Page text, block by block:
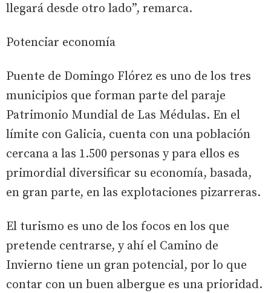
llegará desde otro lado”, remarca.
Potenciar economía
Puente de Domingo Flórez es uno de los tres
municipios que forman parte del paraje
Patrimonio Mundial de Las Médulas. En el
límite con Galicia, cuenta con una población
cercana a las 1.500 personas y para ellos es
primordial diversificar su economía, basada,
en gran parte, en las explotaciones pizarreras.
El turismo es uno de los focos en los que
pretende centrarse, y ahí el Camino de
Invierno tiene un gran potencial, por lo que
contar con un buen albergue es una prioridad.